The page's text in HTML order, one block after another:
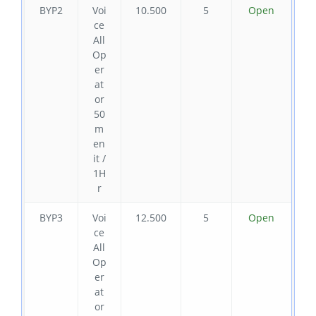
BYP2
Voi
ce
All
Op
er
at
or
50
m
en
it /
1H
r
10.500 5 Open
BYP3
Voi
ce
All
Op
er
at
or
12.500 5 Open